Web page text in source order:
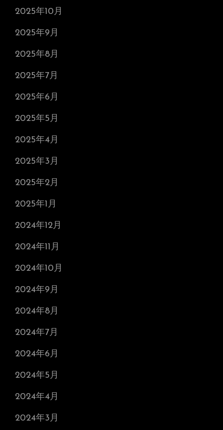
2025年10月
2025年9月
2025年8月
2025年7月
2025年6月
2025年5月
2025年4月
2025年3月
2025年2月
2025年1月
2024年12月
2024年11月
2024年10月
2024年9月
2024年8月
2024年7月
2024年6月
2024年5月
2024年4月
2024年3月